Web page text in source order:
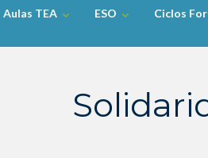
Aulas TEA ESO Ciclos